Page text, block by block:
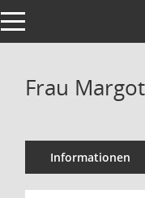
Toggle navigation
Frau
Informationen